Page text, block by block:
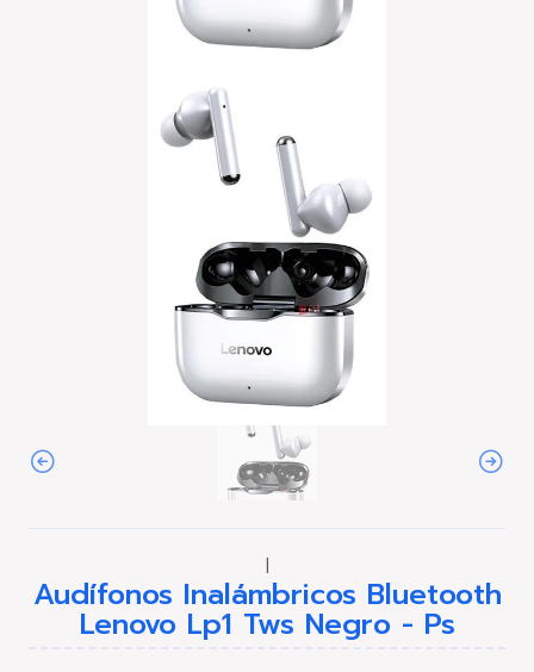
|
Audífonos Inalámbricos Bluetooth
Lenovo Lp1 Tws Negro - Ps